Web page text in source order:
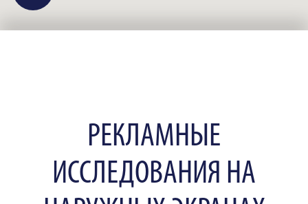
РЕКЛАМНЫЕ
ИССЛЕДОВАНИЯ НА